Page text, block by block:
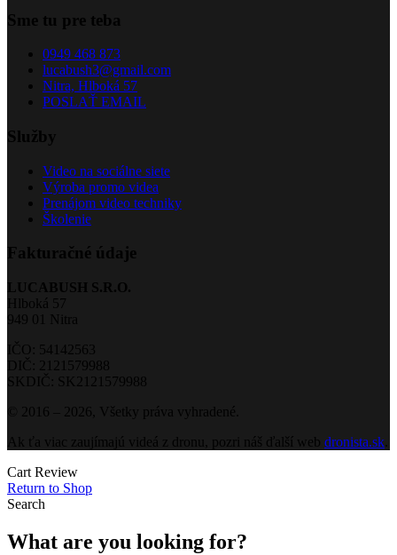
Sme tu pre teba
0949 468 873
lucabush3@gmail.com
Nitra, Hlboká 57
POSLAŤ EMAIL
Služby
Video na sociálne siete
Výroba promo videa
Prenájom video techniky
Školenie
Fakturačné údaje
LUCABUSH S.R.O.
Hlboká 57
949 01 Nitra
IČO: 54142563
DIČ: 2121579988
SKDIČ: SK2121579988
© 2016 – 2026, Všetky práva vyhradené.
Ak ťa viac zaujímajú videá z dronu, pozri náš ďalší web dronista.sk
Cart Review
Return to Shop
Search
What are you looking for?